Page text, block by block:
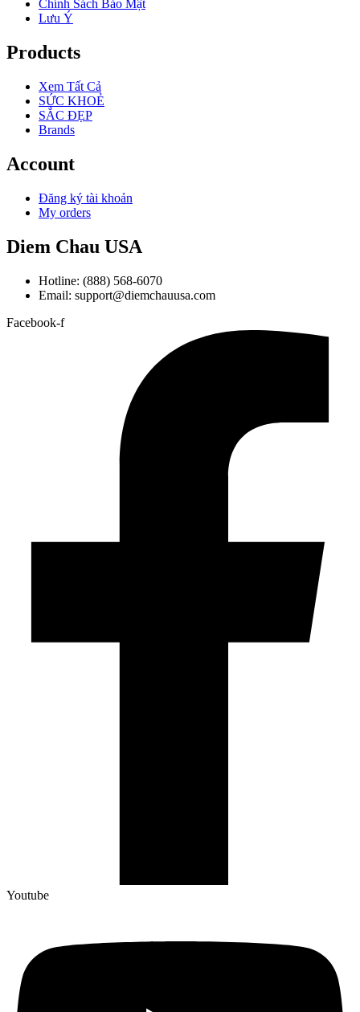
Chính Sách Bảo Mật
Lưu Ý
Products
Xem Tất Cả
SỨC KHOẺ
SẮC ĐẸP
Brands
Account
Đăng ký tài khoản
My orders
Diem Chau USA
Hotline: (888) 568-6070
Email: support@diemchauusa.com
Facebook-f
Youtube